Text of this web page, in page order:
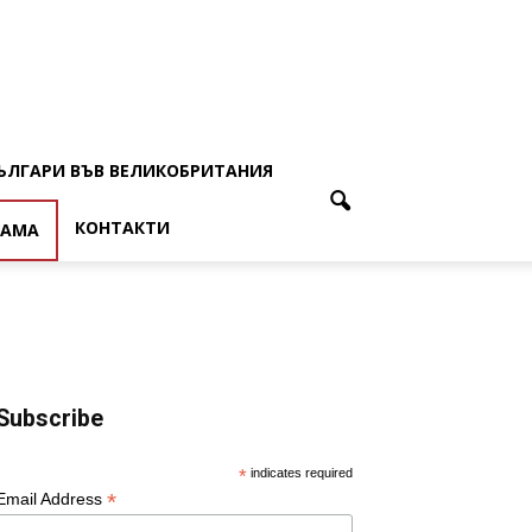
ВЪВ ВЕЛИКОБРИТАНИЯ
КОНТАКТИ
* indicates required
Address *